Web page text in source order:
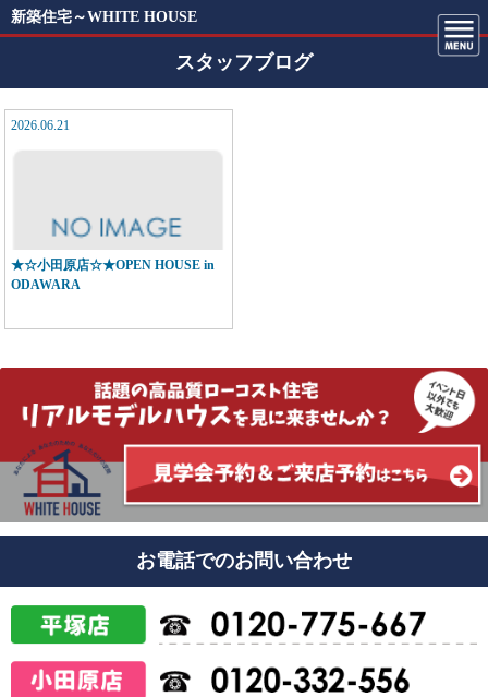
新築住宅～WHITE HOUSE
スタッフブログ
2026.06.21
★☆小田原店☆★OPEN HOUSE in
ODAWARA
お電話でのお問い合わせ